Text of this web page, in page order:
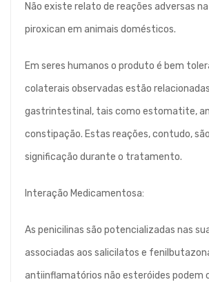
Não existe relato de reações adversas
piroxican em animais domésticos.
Em seres humanos o produto é bem
colaterais observadas estão
gastrintestinal, tais como estomatite,
constipação. Estas reações, contudo,
significação durante o tratamento.
Interação Medicamentosa:
As penicilinas são potencializadas nas
associadas aos salicilatos e
antiinflamatórios não esteróides podem